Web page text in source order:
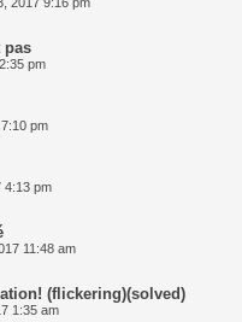
pas
pm
pm
4:13 pm
11:48 am
(flickering)(solved)
1:35 am